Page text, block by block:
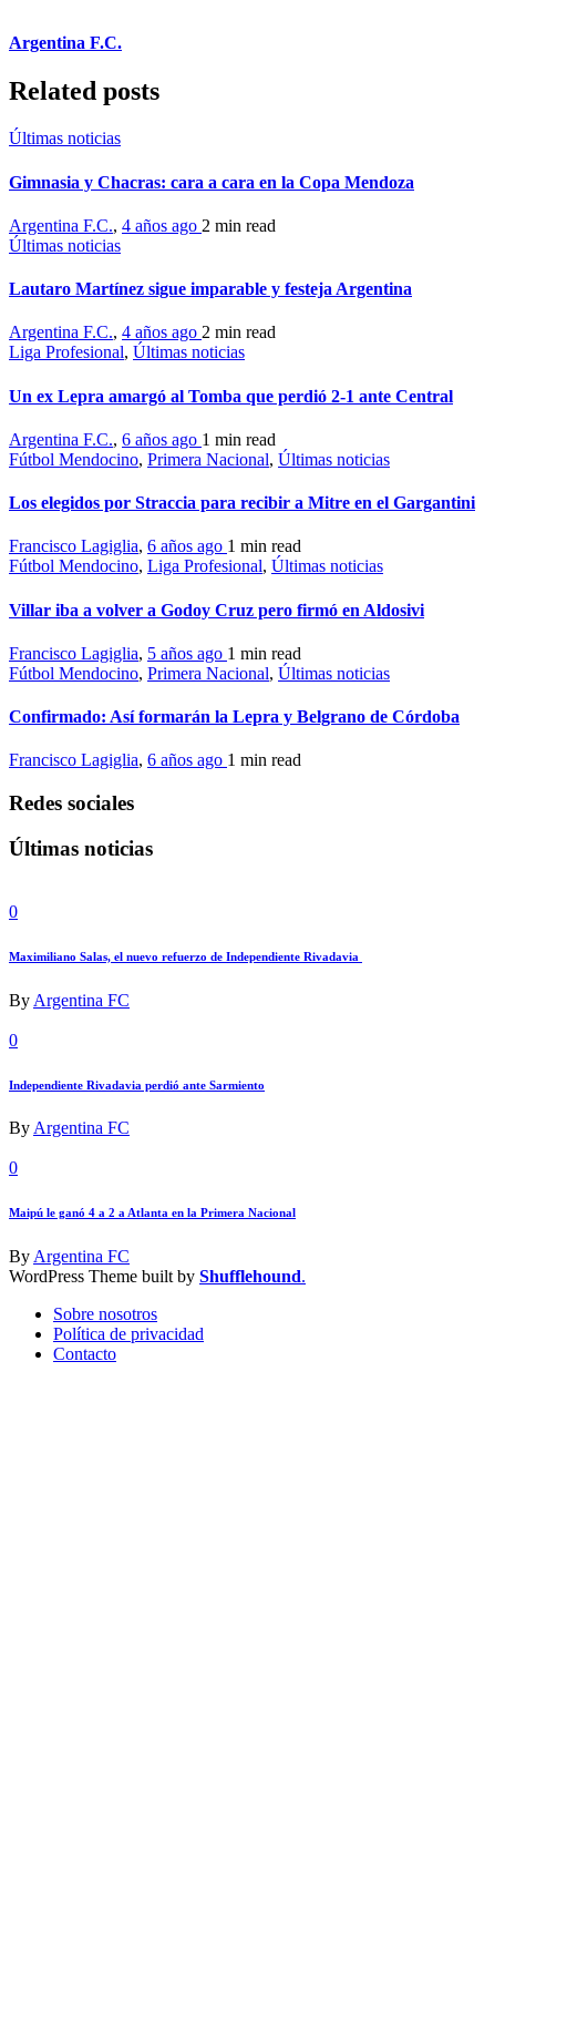
Argentina F.C.
Related posts
Últimas noticias
Gimnasia y Chacras: cara a cara en la Copa Mendoza
Argentina F.C., 4 años ago 2 min read
Últimas noticias
Lautaro Martínez sigue imparable y festeja Argentina
Argentina F.C., 4 años ago 2 min read
Liga Profesional, Últimas noticias
Un ex Lepra amargó al Tomba que perdió 2-1 ante Central
Argentina F.C., 6 años ago 1 min read
Fútbol Mendocino, Primera Nacional, Últimas noticias
Los elegidos por Straccia para recibir a Mitre en el Gargantini
Francisco Lagiglia, 6 años ago 1 min read
Fútbol Mendocino, Liga Profesional, Últimas noticias
Villar iba a volver a Godoy Cruz pero firmó en Aldosivi
Francisco Lagiglia, 5 años ago 1 min read
Fútbol Mendocino, Primera Nacional, Últimas noticias
Confirmado: Así formarán la Lepra y Belgrano de Córdoba
Francisco Lagiglia, 6 años ago 1 min read
Redes sociales
Últimas noticias
0
Maximiliano Salas, el nuevo refuerzo de Independiente Rivadavia
By Argentina FC
0
Independiente Rivadavia perdió ante Sarmiento
ByArgentina FC
0
Maipú le ganó 4 a 2 a Atlanta en la Primera Nacional
ByArgentina FC
WordPress Theme built by Shufflehound.
Sobre nosotros
Política de privacidad
Contacto